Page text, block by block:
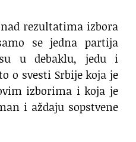
rezultatima izbora
se jedna partija
u debaklu, jedu i
o svesti Srbije koja je
izborima i koja je
i aždaju sopstvene